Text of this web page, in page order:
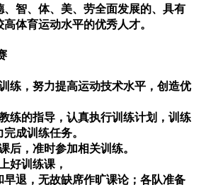
智、体、美、劳全面发展的、具有
体育运动水平的优秀人才。
练，努力提高运动技术水平，创造优
练的指导，认真执行训练计划，训练
成训练任务。
后，准时参加相关训练。
好训练课，
早退，无故缺席作旷课论；各队准备